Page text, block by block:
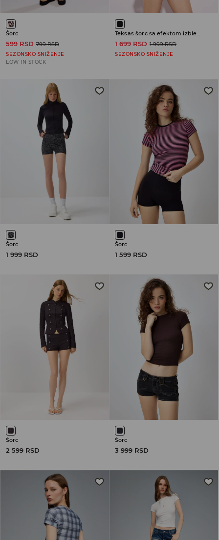
Šorc
599 RSD 799 RSD
SEZONSKO SNIŽENJE
LOW IN STOCK
1 699 RSD 1 999 RSD
SEZONSKO SNIŽENJE
Šorc
1 999 RSD
Šorc
1 599 RSD
Šorc
2 599 RSD
Šorc
3 999 RSD